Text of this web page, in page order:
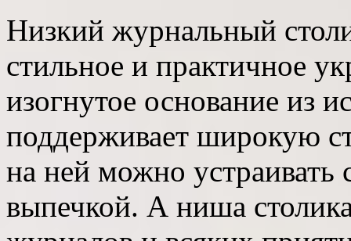
Низкий журнальный
стильное и практичное
изогнутое основание из
поддерживает широкую
на ней можно
выпечкой. А ниша